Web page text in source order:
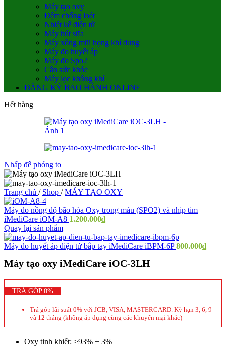
Máy tạo oxy
Đệm chống loét
Nhiệt kế điện tử
Máy hút sữa
Máy xông mũi họng khí dung
Máy đo huyết áp
Máy đo Spo2
Cân sức khỏe
Máy lọc không khí
ĐĂNG KÝ BẢO HÀNH ONLINE
Hết hàng
Nhấp để phóng to
Trang chủ / Shop / MÁY TẠO OXY
Máy đo nồng độ bão hòa Oxy trong máu (SPO2) và nhịp tim
iMediCare iOM-A8 1.200.000₫
Quay lại sản phẩm
Máy đo huyết áp điện tử bắp tay iMediCare iBPM-6P800.000₫
Máy tạo oxy iMediCare iOC-3LH
TRẢ GÓP 0%
Trả góp lãi suất 0% với JCB, VISA, MASTERCARD. Kỳ hạn 3, 6, 9
và 12 tháng (không áp dụng cùng các khuyến mại khác)
Oxy tinh khiết: ≥93% ± 3%